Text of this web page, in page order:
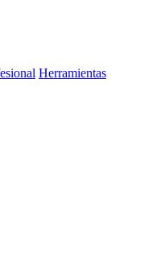
Herramientas